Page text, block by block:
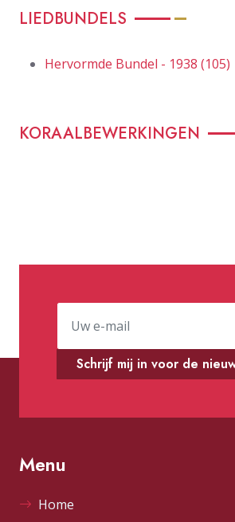
LIEDBUNDELS
Hervormde Bundel - 1938 (105)
KORAALBEWERKINGEN
Schrijf mij in voor de
Menu
Home